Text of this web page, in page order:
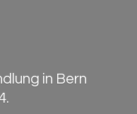
in Bern